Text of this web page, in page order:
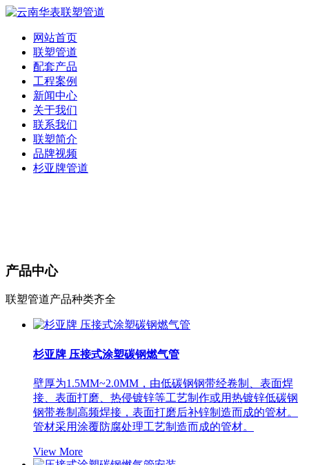
网站首页
联塑管道
配套产品
工程案例
新闻中心
关于我们
联系我们
联塑简介
品牌视频
杉亚牌管道
产品中心
联塑管道产品种类齐全
杉亚牌 压接式涂塑碳钢燃气管
壁厚为1.5MM~2.0MM，由低碳钢钢带经卷制、表面焊
接、表面打磨、热侵镀锌等工艺制作或用热镀锌低碳钢
钢带卷制高频焊接，表面打磨后补锌制造而成的管材。
管材采用涂覆防腐处理工艺制造而成的管材。
View More